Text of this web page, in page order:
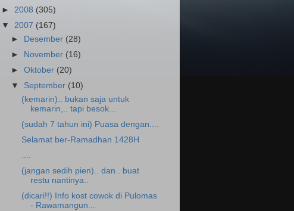
► 2008 (305)
▼ 2007 (167)
► Desember (28)
►
November (16)
►Oktober (20)
▼ September (10)
(kemarin).. bukan saja untuk
kemarin,.. tapi besok...
(sudah 7 tahun ini) Puasa dengan....
Selamat ber-Ramadhan 1428H
....
(jangan sedih pien).. dan.. buat
restu nantinya..
(dicari!!) Info kost cowok di Pulomas
- Rawamangun...